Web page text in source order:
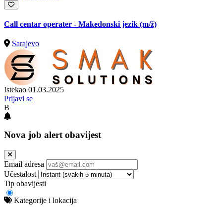
Call centar operater - Makedonski jezik (m/ž)
Sarajevo
Istekao 01.03.2025
Prijavi se
B
Nova job alert obavijest
Email adresa
Učestalost
Tip obavijesti
Kategorije i lokacija